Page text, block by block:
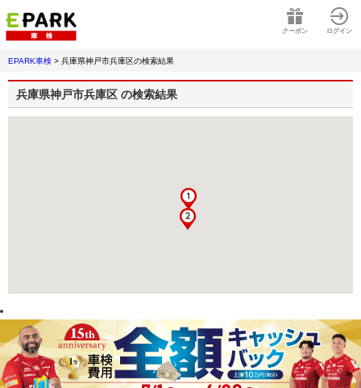
クーポン ログイン
EPARK車検 > 兵庫県神戸市兵庫区の検索結果
兵庫県神戸市兵庫区 の検索結果